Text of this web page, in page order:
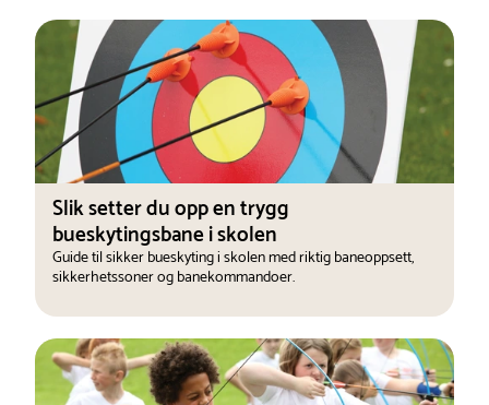
Slik setter du opp en trygg
bueskytingsbane i skolen
Guide til sikker bueskyting i skolen med riktig baneoppsett,
sikkerhetssoner og banekommandoer.